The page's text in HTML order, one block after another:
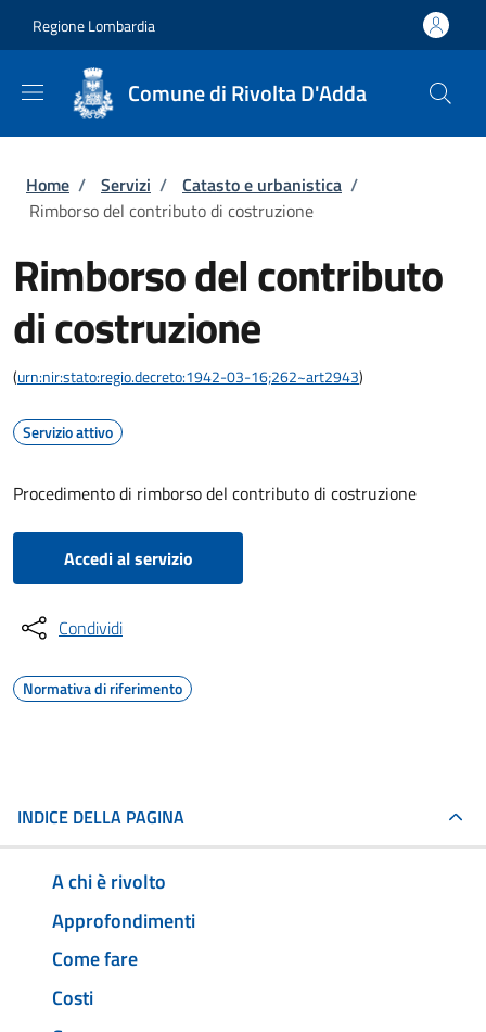
Regione Lombardia
Comune di Rivolta D'Adda
Briciole di pane
Home / Servizi / Catasto e urbanistica /
Rimborso del contributo di costruzione
Rimborso del contributo
di costruzione
(urn:nir:stato:regio.decreto:1942-03-16;262~art2943)
Servizio attivo
Procedimento di rimborso del contributo di costruzione
Accedi al servizio
Condividi
Normativa di riferimento
INDICE DELLA PAGINA
A chi è rivolto
Approfondimenti
Come fare
Costi